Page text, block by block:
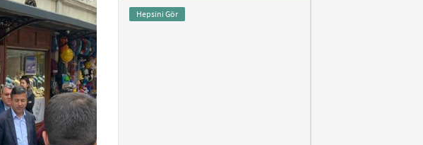
Hepsini Gör